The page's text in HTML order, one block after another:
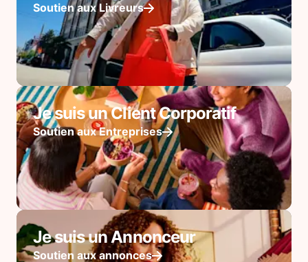
Soutien aux Livreurs
Je suis un Client Corporatif
Soutien aux Entreprises
Je suis un Annonceur
Soutien aux annonces